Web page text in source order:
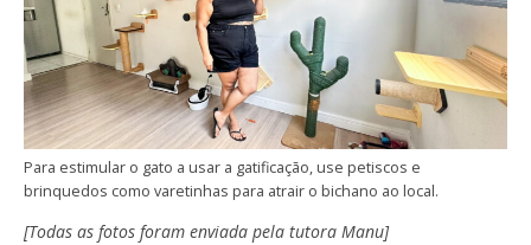
Para estimular o gato a usar a gatificação, use petiscos e
brinquedos como varetinhas para atrair o bichano ao local.
[Todas as fotos foram enviada pela tutora Manu]